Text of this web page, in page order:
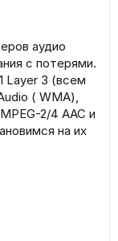
аудио
с потерями.
Layer 3 (всем
( WMA),
2/4 AAC и
на их